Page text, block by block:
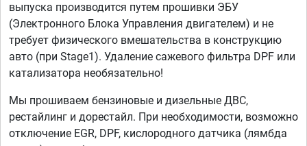
выпуска производится путем прошивки ЭБУ
(Электронного Блока Управления двигателем) и не
требует физического вмешательства в конструкцию
авто (при Stage1). Удаление сажевого фильтра DPF или
катализатора необязательно!
Мы прошиваем бензиновые и дизельные ДВС,
рестайлинг и дорестайл. При необходимости, возможно
отключение EGR, DPF, кислородного датчика (лямбда